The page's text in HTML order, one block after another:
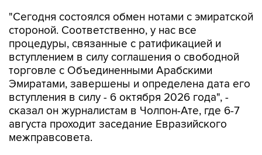
"Сегодня состоялся обмен нотами с эмиратской
стороной. Соответственно, у нас все
процедуры, связанные с ратификацией и
вступлением в силу соглашения о свободной
торговле с Объединенными Арабскими
Эмиратами, завершены и определена дата его
вступления в силу - 6 октября 2026 года", -
сказал он журналистам в Чолпон-Ате, где 6-7
августа проходит заседание Евразийского
межправсовета.